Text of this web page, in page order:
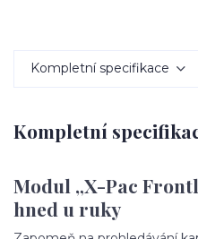
Kompletní specifikace
Kompletní
Modul „X-Pac
hned u ruky